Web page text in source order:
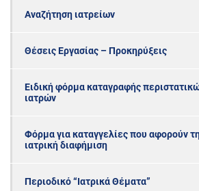
Αναζήτηση ιατρείων
Θέσεις Εργασίας – Προκηρύξεις
Ειδική φόρμα καταγραφής
ιατρών
Φόρμα για καταγγελίες που αφορούν
ιατρική διαφήμιση
Περιοδικό “Ιατρικά Θέματα”